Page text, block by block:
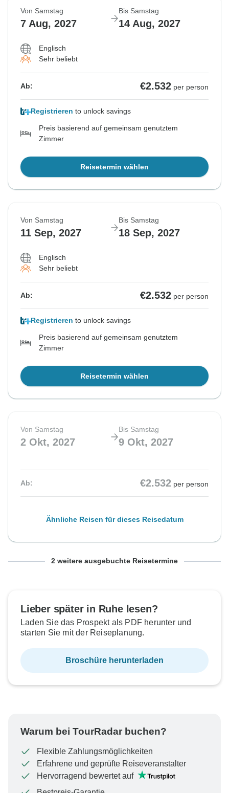
Von Samstag
7 Aug, 2027
Bis Samstag
14 Aug, 2027
Englisch
Sehr beliebt
Ab: €2.532 per person
Registrieren to unlock savings
Preis basierend auf gemeinsam genutztem
Zimmer
Reisetermin wählen
Von Samstag
11 Sep, 2027
Bis Samstag
18 Sep, 2027
Englisch
Sehr beliebt
Ab: €2.532 per person
Registrieren to unlock savings
Preis basierend auf gemeinsam genutztem
Zimmer
Reisetermin wählen
Von Samstag
2 Okt, 2027
Bis Samstag
9 Okt, 2027
Ab: €2.532 per person
Ähnliche Reisen für dieses Reisedatum
Von Samstag Bis Samstag
€2.532
Ähnliche Reisen für dieses Reisedatum
Von Samstag Bis Samstag
€2.532
Ähnliche Reisen für dieses Reisedatum
2 weitere ausgebuchte Reisetermine
Lieber später in Ruhe lesen?
Laden Sie das Prospekt als PDF herunter und
starten Sie mit der Reiseplanung.
Broschüre herunterladen
Warum bei TourRadar buchen?
Flexible Zahlungsmöglichkeiten
Erfahrene und geprüfte Reiseveranstalter
Hervorragend bewertet auf